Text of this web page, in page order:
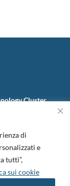
di
e
tutti”,
sui cookie
Cluster